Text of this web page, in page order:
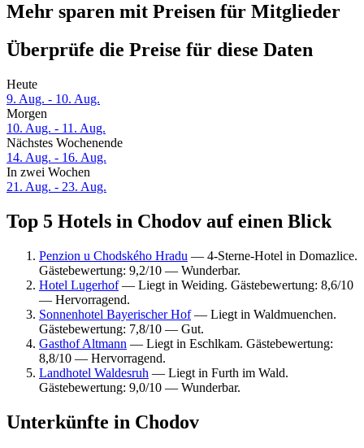
Mehr sparen mit Preisen für Mitglieder
Überprüfe die Preise für diese Daten
Heute
9. Aug. - 10. Aug.
Morgen
10. Aug. - 11. Aug.
Nächstes Wochenende
14. Aug. - 16. Aug.
In zwei Wochen
21. Aug. - 23. Aug.
Top 5 Hotels in Chodov auf einen Blick
Penzion u Chodského Hradu — 4-Sterne-Hotel in Domazlice.
Gästebewertung: 9,2/10 — Wunderbar.
Hotel Lugerhof— Liegt in Weiding. Gästebewertung: 8,6/10
— Hervorragend.
Sonnenhotel Bayerischer Hof— Liegt in Waldmuenchen.
Gästebewertung: 7,8/10 — Gut.
Gasthof Altmann — Liegt in Eschlkam. Gästebewertung:
8,8/10 — Hervorragend.
Landhotel Waldesruh — Liegt in Furth im Wald.
Gästebewertung: 9,0/10 — Wunderbar.
Unterkünfte in Chodov